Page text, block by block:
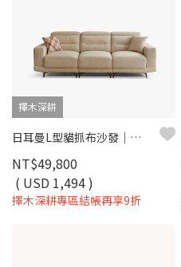
擇木深耕
日耳曼L型貓抓布沙發｜滑軌式坐墊 × 耐磨防潑水 × 可調頭靠枕 – 擇木深耕
NT$49,800
( USD 1,494 )
擇木深耕專區結帳再享9折